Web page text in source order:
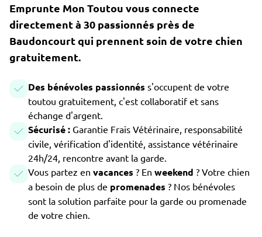
Emprunte Mon Toutou vous connecte
directement à 30 passionnés près de
Baudoncourt qui prennent soin de votre chien
gratuitement.
Des bénévoles passionnés s'occupent de votre
toutou gratuitement, c'est collaboratif et sans
échange d'argent.
Sécurisé : Garantie Frais Vétérinaire, responsabilité
civile, vérification d'identité, assistance vétérinaire
24h/24, rencontre avant la garde.
Vous partez en vacances ? En weekend ? Votre chien
a besoin de plus de promenades ? Nos bénévoles
sont la solution parfaite pour la garde ou promenade
de votre chien.